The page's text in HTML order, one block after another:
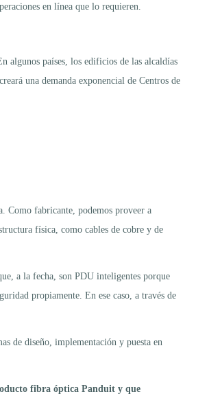
en línea que lo requieren.
algunos países, los edificios de las alcaldías
una demanda exponencial de Centros de
Como fabricante, podemos proveer a
física, como cables de cobre y de
a la fecha, son PDU inteligentes porque
propiamente. En ese caso, a través de
de diseño, implementación y puesta en
fibra óptica Panduit y que